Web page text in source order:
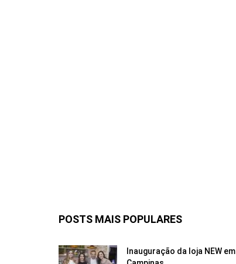
POSTS MAIS POPULARES
Inauguração da loja NEW em